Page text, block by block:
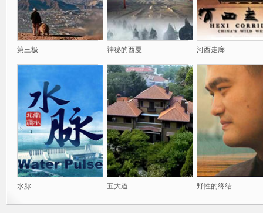
第三极 神秘的西夏 河西走廊
水脉 五大道 野性的终结